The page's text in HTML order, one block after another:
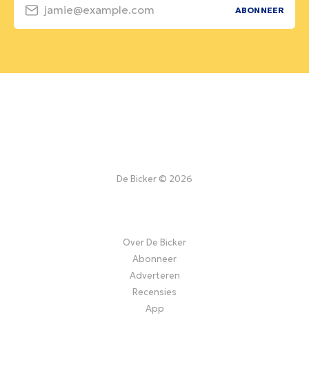
jamie@example.com ABONNEER
De Bicker © 2026
Over De Bicker
Abonneer
Adverteren
Recensies
App